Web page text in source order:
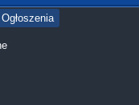
Ogłoszenia